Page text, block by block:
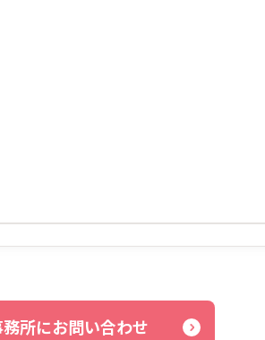
所にお問い合わせ